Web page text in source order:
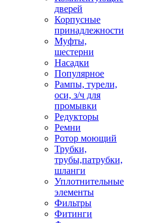
дверей
Корпусные
принадлежности
Муфты,
шестерни
Насадки
Популярное
Рампы, турели,
оси, з/ч для
промывки
Редукторы
Ремни
Ротор моющий
Трубки,
трубы,патрубки,
шланги
Уплотнительные
элементы
Фильтры
Фитинги